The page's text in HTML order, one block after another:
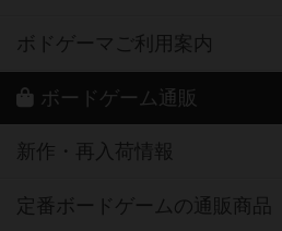
ボドゲーマご利用案内
ボードゲーム通販
新作・再入荷情報
定番ボードゲームの通販商品